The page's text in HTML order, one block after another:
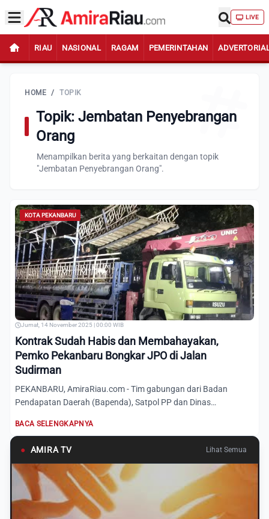
LIVE
RIAU NASIONAL RAGAM PEMERINTAHAN
HOME / TOPIK
Topik: Jembatan Penyebrangan
Orang
Menampilkan berita yang berkaitan dengan topik
"Jembatan Penyebrangan Orang".
KOTA PEKANBARU
Jumat, 14 November 2025 | 00:00 WIB
Kontrak Sudah Habis dan Membahayakan,
Pemko Pekanbaru Bongkar JPO di Jalan
Sudirman
PEKANBARU, AmiraRiau.com - Tim gabungan dari Badan
Pendapatan Daerah (Bapenda), Satpol PP dan Dinas
BACA SELENGKAPNYA
● AMIRA TV Lihat Semua